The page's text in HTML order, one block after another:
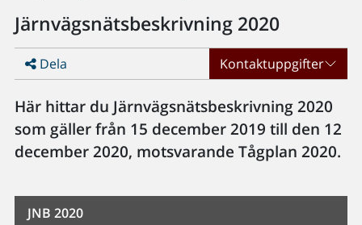
Järnvägsnätsbeskrivning 2020
Dela Kontaktuppgifter
Här hittar du Järnvägsnätsbeskrivning 2020
som gäller från 15 december 2019 till den 12
december 2020, motsvarande Tågplan 2020.
JNB 2020